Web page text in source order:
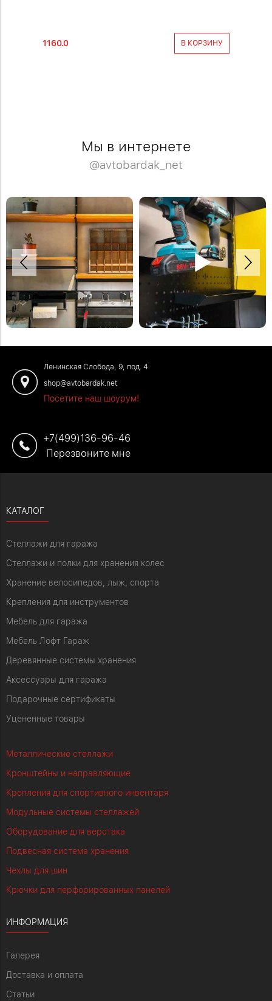
1160.0 В КОРЗИНУ
Мы в интернете
@avtobardak_net
Сочетание дерева и чёрного металла
Закажите деревянные полки и
металлический стеллаж по телефону:
Навеска крючков на металлическую
перфопанель.
#хранениеинструментов
#перфопанель
Ленинская Слобода, 9, под. 4
shop@avtobardak.net
Посетите наш шоурум!
+7(499)136-96-46
Перезвоните мне
КАТАЛОГ
Стеллажи для гаража
Стеллажи и полки для хранения колес
Хранение велосипедов, лыж, спорта
Крепления для инструментов
Мебель для гаража
Мебель Лофт Гараж
Деревянные системы хранения
Аксессуары для гаража
Подарочные сертификаты
Уцененные товары
Металлические стеллажи
Кронштейны и направляющие
Крепления для спортивного инвентаря
Модульные системы стеллажей
Оборудование для верстака
Подвесная система хранения
Чехлы для шин
Крючки для перфорированных панелей
ИНФОРМАЦИЯ
Галерея
Доставка и оплата
Статьи